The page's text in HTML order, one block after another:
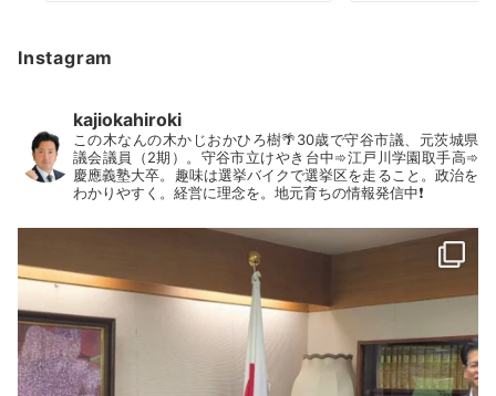
Instagram
kajiokahiroki
この木なんの木かじおかひろ樹🌴30歳で守谷市議、元茨城県
議会議員（2期）。守谷市立けやき台中➾江戸川学園取手高➾
慶應義塾大卒。趣味は選挙バイクで選挙区を走ること。政治を
わかりやすく。経営に理念を。地元育ちの情報発信中❗